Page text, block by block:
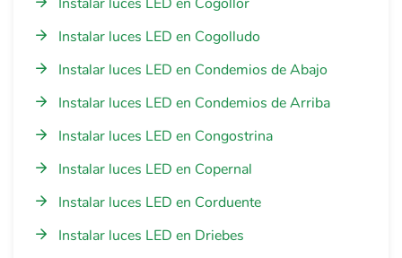
Instalar luces LED en Cogolludo
Instalar luces LED en Condemios de Abajo
Instalar luces LED en Condemios de Arriba
Instalar luces LED en Congostrina
Instalar luces LED en Copernal
Instalar luces LED en Corduente
Instalar luces LED en Driebes